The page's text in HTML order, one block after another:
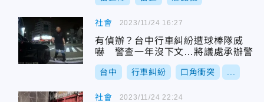
社會
有偵辦？台中行車糾紛遭球棒隊威
嚇 警查一年沒下文…將議處承辦警
台中 行車糾紛 口角衝突
2023/11/24 16:27
社會 2023/11/24 22:24